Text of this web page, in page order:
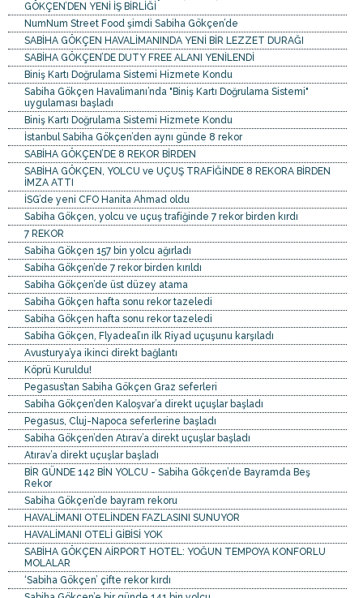
GÖKÇEN’DEN YENİ İŞ BİRLİĞİ
NumNum Street Food şimdi Sabiha Gökçen’de
SABİHA GÖKÇEN HAVALİMANINDA YENİ BİR LEZZET DURAĞI
SABİHA GÖKÇEN’DE DUTY FREE ALANI YENİLENDİ
Biniş Kartı Doğrulama Sistemi Hizmete Kondu
Sabiha Gökçen Havalimanı’nda "Biniş Kartı Doğrulama Sistemi"
uygulaması başladı
Biniş Kartı Doğrulama Sistemi Hizmete Kondu
İstanbul Sabiha Gökçen’den aynı günde 8 rekor
SABİHA GÖKÇEN’DE 8 REKOR BİRDEN
SABİHA GÖKÇEN, YOLCU ve UÇUŞ TRAFİĞİNDE 8 REKORA BİRDEN
İMZA ATTI
İSG’de yeni CFO Hanita Ahmad oldu
Sabiha Gökçen, yolcu ve uçuş trafiğinde 7 rekor birden kırdı
7 REKOR
Sabiha Gökçen 157 bin yolcu ağırladı
Sabiha Gökçen’de 7 rekor birden kırıldı
Sabiha Gökçen’de üst düzey atama
Sabiha Gökçen hafta sonu rekor tazeledi
Sabiha Gökçen hafta sonu rekor tazeledi
Sabiha Gökçen, Flyadeal’ın ilk Riyad uçuşunu karşıladı
Avusturya’ya ikinci direkt bağlantı
Köprü Kuruldu!
Pegasus’tan Sabiha Gökçen Graz seferleri
Sabiha Gökçen’den Kaloşvar’a direkt uçuşlar başladı
Pegasus, Cluj-Napoca seferlerine başladı
Sabiha Gökçen’den Atırav’a direkt uçuşlar başladı
Atırav’a direkt uçuşlar başladı
BİR GÜNDE 142 BİN YOLCU - Sabiha Gökçen’de Bayramda Beş
Rekor
Sabiha Gökçen’de bayram rekoru
HAVALİMANI OTELİNDEN FAZLASINI SUNUYOR
HAVALİMANI OTELİ GİBİSİ YOK
SABİHA GÖKÇEN AİRPORT HOTEL: YOĞUN TEMPOYA KONFORLU
MOLALAR
‘Sabiha Gökçen’ çifte rekor kırdı